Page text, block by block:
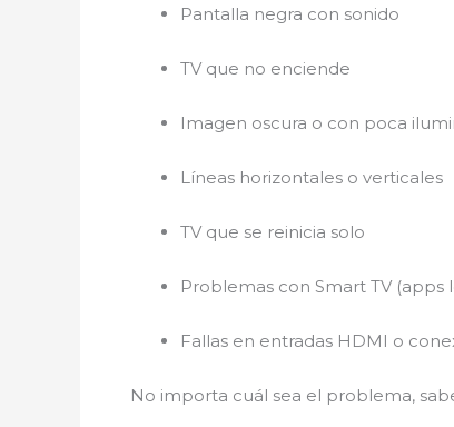
Pantalla negra con sonido
TV que no enciende
Imagen oscura o con poca
Líneas horizontales o verticales
TV que se reinicia solo
Problemas con Smart TV (apps
Fallas en entradas HDMI o
No importa cuál sea el problema,